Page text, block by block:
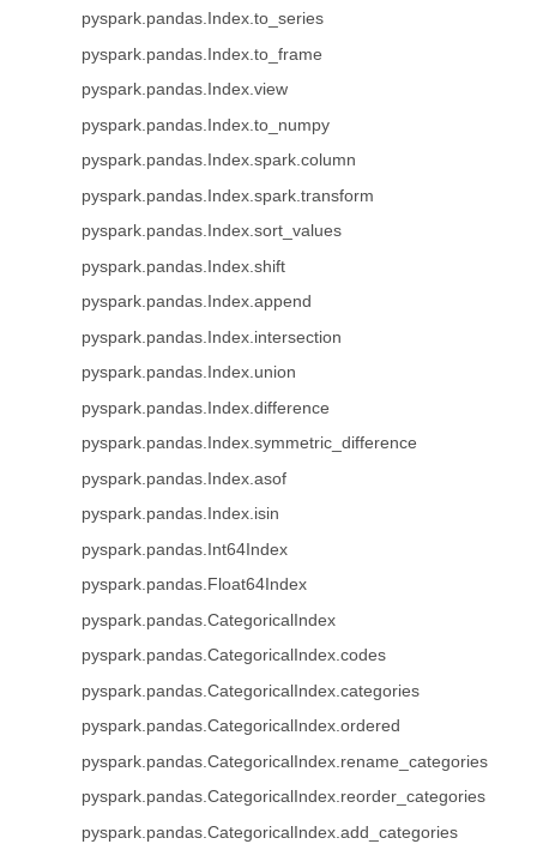
pyspark.pandas.Index.to_series
pyspark.pandas.Index.to_frame
pyspark.pandas.Index.view
pyspark.pandas.Index.to_numpy
pyspark.pandas.Index.spark.column
pyspark.pandas.Index.spark.transform
pyspark.pandas.Index.sort_values
pyspark.pandas.Index.shift
pyspark.pandas.Index.append
pyspark.pandas.Index.intersection
pyspark.pandas.Index.union
pyspark.pandas.Index.difference
pyspark.pandas.Index.symmetric_difference
pyspark.pandas.Index.asof
pyspark.pandas.Index.isin
pyspark.pandas.Int64Index
pyspark.pandas.Float64Index
pyspark.pandas.CategoricalIndex
pyspark.pandas.CategoricalIndex.codes
pyspark.pandas.CategoricalIndex.categories
pyspark.pandas.CategoricalIndex.ordered
pyspark.pandas.CategoricalIndex.rename_categories
pyspark.pandas.CategoricalIndex.reorder_categories
pyspark.pandas.CategoricalIndex.add_categories